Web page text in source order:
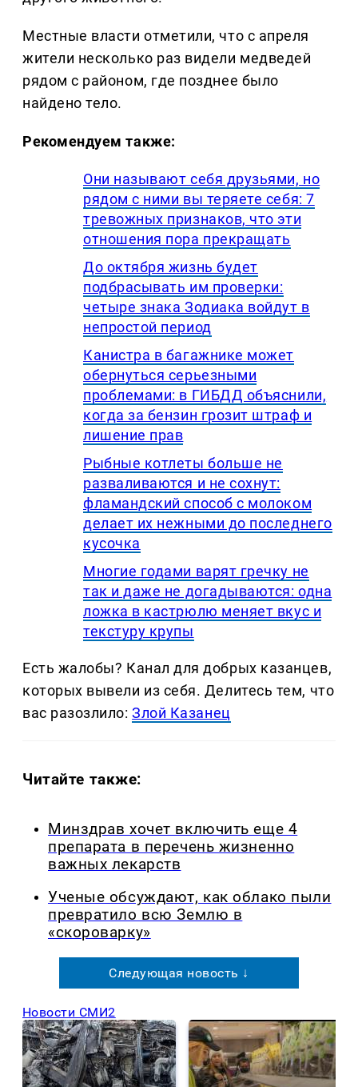
Местные власти отметили, что с апреля
жители несколько раз видели медведей
рядом с районом, где позднее было
найдено тело.
Рекомендуем также:
Они называют себя друзьями, но
рядом с ними вы теряете себя: 7
тревожных признаков, что эти
отношения пора прекращать
До октября жизнь будет
подбрасывать им проверки:
четыре знака Зодиака войдут в
непростой период
Канистра в багажнике может
обернуться серьезными
проблемами: в ГИБДД объяснили,
когда за бензин грозит штраф и
лишение прав
Рыбные котлеты больше не
разваливаются и не сохнут:
фламандский способ с молоком
делает их нежными до последнего
кусочка
Многие годами варят гречку не
так и даже не догадываются: одна
ложка в кастрюлю меняет вкус и
текстуру крупы
Есть жалобы? Канал для добрых казанцев,
которых вывели из себя. Делитеcь тем, что
вас разозлило:Злой Казанец
Читайте также:
Минздрав хочет включить еще 4
препарата в перечень жизненно
важных лекарств
Ученые обсуждают, как облако пыли
превратило всю Землю в
«скороварку»
Следующая новость ↓
Новости СМИ2